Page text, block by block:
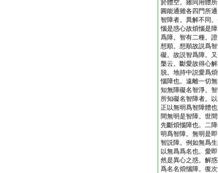
於體空。雖同用體
圓能通雖各四門所
智障者。異解不同
惱是惑心故煩惱是
爲障。智有二種。
想順。想順故説爲
礙。故説智爲障。
槃云。斷愛故得心
脱。地持中説愛爲
惱障也。遠離一切
知無障礙名智淨。
所知礙名智障者。
正以無明爲智障體
間無明是智障。世
先斷煩惱障也。二
明爲智障。無明是
智説障。例如無爲
以無爲爲名也。愛
然是異心之惑。解
爲名名煩惱障。復